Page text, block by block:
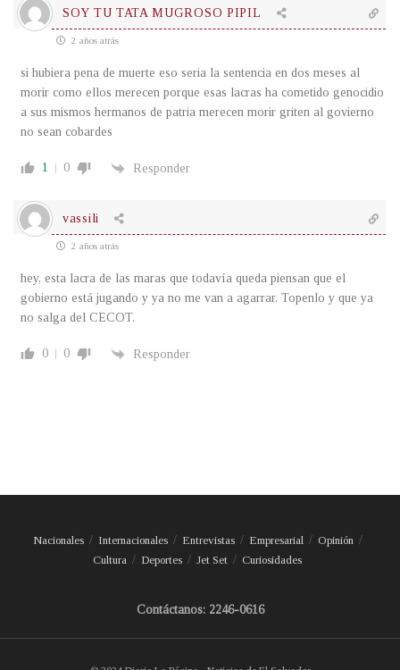
SOY TU TATA MUGROSO PIPIL
2 años atrás
si hubiera pena de muerte eso seria la sentencia en dos meses al
morir como ellos merecen porque esas lacras ha cometido genocidio
a sus mismos hermanos de patria merecen morir griten al govierno
no sean cobardes
1 0 Responder
vassili
2 años atrás
hey, esta lacra de las maras que todavía queda piensan que el
gobierno está jugando y ya no me van a agarrar. Topenlo y que ya
no salga del CECOT.
0 0 Responder
Nacionales Internacionales Entrevistas Empresarial
Opinión
Cultura
Deportes Jet Set Curiosidades
Contáctanos: 2246-0616